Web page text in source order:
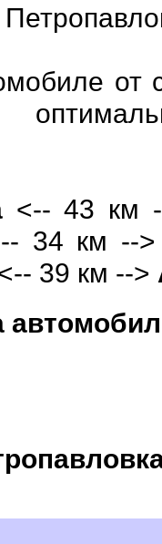
от
<-- 43 км
34 км --
39 км -->